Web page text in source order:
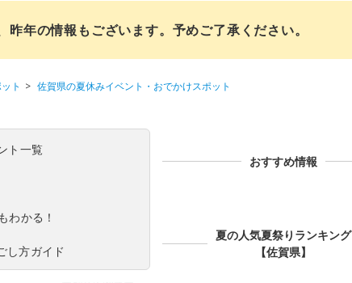
年の情報もございます。予めご了承ください。
ト
佐賀県の夏休みイベント・おでかけスポット
ト一覧
わかる！
し方ガイド
おすすめ情報
夏の人気夏祭りランキング
【佐賀県】